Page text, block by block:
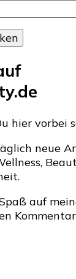
hier vorbei
neue
auf